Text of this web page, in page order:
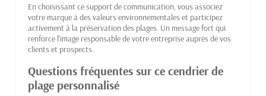
En choisissant ce support de communication, vous associez
votre marque à des valeurs environnementales et participez
activement à la préservation des plages. Un message fort qui
renforce l'image responsable de votre entreprise auprès de vos
clients et prospects.
Questions fréquentes sur ce cendrier de
plage personnalisé